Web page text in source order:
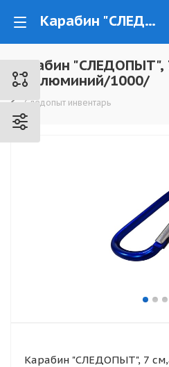
Карабин "СЛЕДОПЫТ", 7 см,алюминий/1000/ - www.kovrovec.ru
Карабин "СЛЕДОПЫТ",
см,алюминий/1000/
Следопыт инвентарь
Карабин "СЛЕДОПЫТ", 7